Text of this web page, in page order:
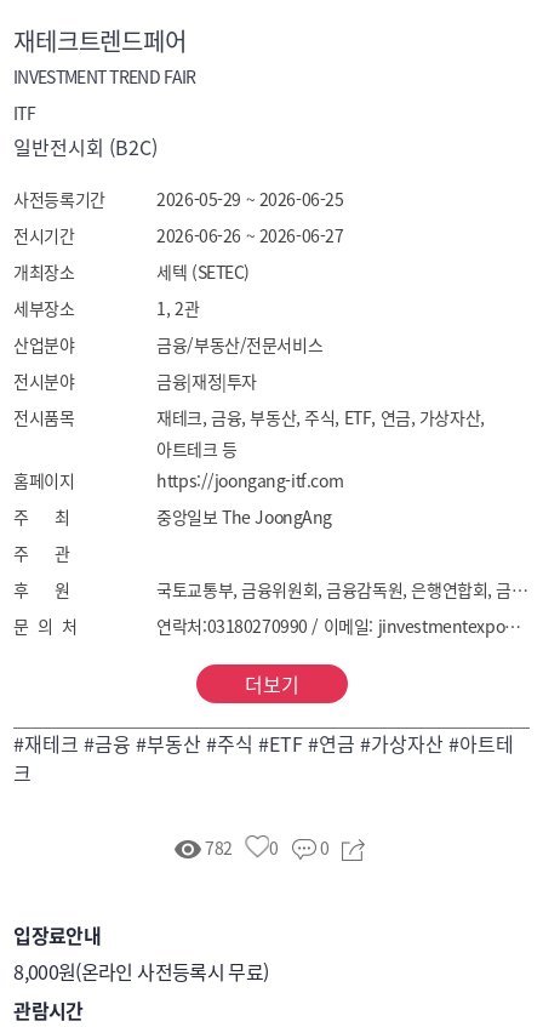
재테크트렌드페어
INVESTMENT TREND FAIR
ITF
일반전시회 (B2C)
사전등록기간
2026-05-29 ~ 2026-06-25
전시기간
2026-06-26 ~ 2026-06-27
개최장소
세텍 (SETEC)
세부장소
1, 2관
산업분야
금융/부동산/전문서비스
전시분야
금융|재정|투자
전시품목
재테크, 금융, 부동산, 주식, ETF, 연금, 가상자산,
아트테크 등
홈페이지
https://joongang-itf.com
주 최
중앙일보 The JoongAng
주 관
후 원
국토교통부, 금융위원회, 금융감독원, 은행연합회, 금융투자협회, 생명보험협회, 손해보험협회, 여신금융협회
문 의 처
연락처:03180270990 / 이메일: jinvestmentexpo@gmail.com
더보기
#재테크 #금융 #부동산 #주식 #ETF #연금 #가상자산 #아트테
크
782 0 0
입장료안내
8,000원(온라인 사전등록시 무료)
관람시간